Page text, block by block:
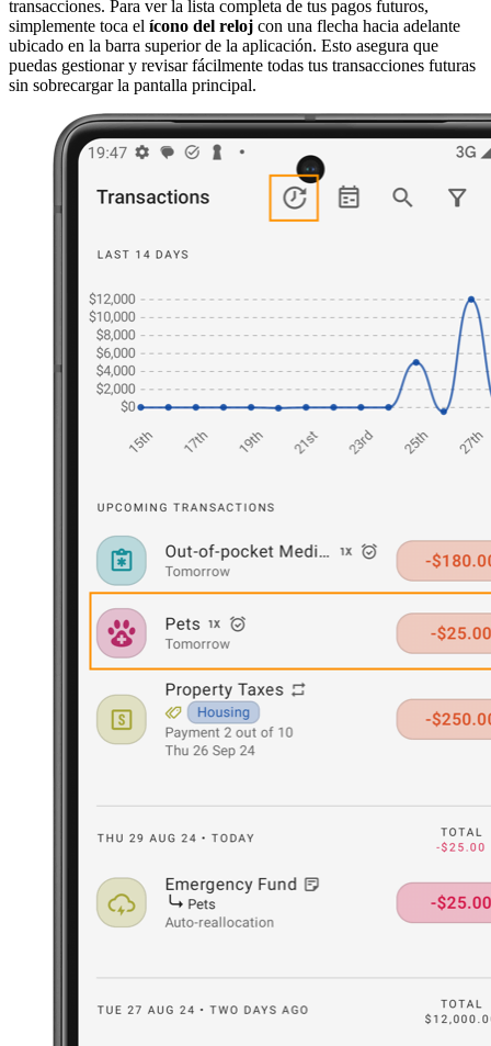
transacciones. Para ver la lista completa de tus pagos futuros,
simplemente toca el ícono del reloj con una flecha hacia adelante
ubicado en la barra superior de la aplicación. Esto asegura que
puedas gestionar y revisar fácilmente todas tus transacciones futuras
sin sobrecargar la pantalla principal.